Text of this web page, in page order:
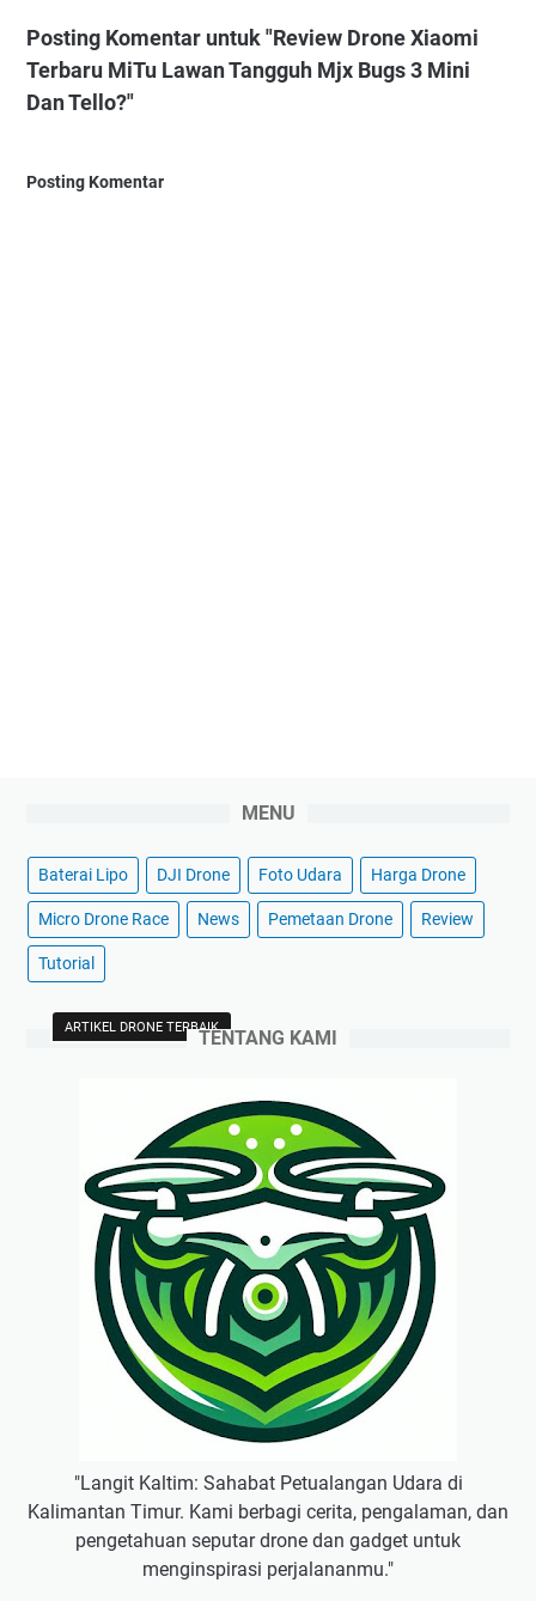
Posting Komentar untuk "Review Drone Xiaomi
Terbaru MiTu Lawan Tangguh Mjx Bugs 3 Mini
Dan Tello?"
Posting Komentar
MENU
Baterai Lipo DJI Drone Foto Udara Harga Drone
Micro Drone Race News Pemetaan Drone Review
Tutorial
ARTIKEL DRONE TERBAIKTENTANG KAMI
"Langit Kaltim: Sahabat Petualangan Udara di
Kalimantan Timur. Kami berbagi cerita, pengalaman, dan
pengetahuan seputar drone dan gadget untuk
menginspirasi perjalananmu."